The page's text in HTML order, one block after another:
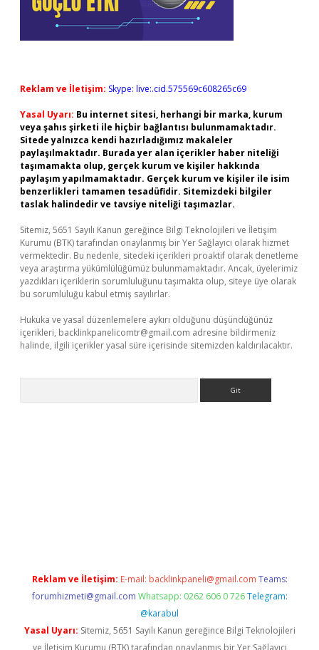
Reklam ve İletişim: Skype: live:.cid.575569c608265c69
Yasal Uyarı: Bu internet sitesi, herhangi bir marka, kurum
veya şahıs şirketi ile hiçbir bağlantısı bulunmamaktadır.
Sitede yalnızca kendi hazırladığımız makaleler
paylaşılmaktadır. Burada yer alan içerikler haber niteliği
taşımamakta olup, gerçek kurum ve kişiler hakkında
paylaşım yapılmamaktadır. Gerçek kurum ve kişiler ile isim
benzerlikleri tamamen tesadüfidir. Sitemizdeki bilgiler
taslak halindedir ve tavsiye niteliği taşımazlar.
Sitemiz, 5651 Sayılı Kanun gereğince Bilgi Teknolojileri ve İletişim
Kurumu (BTK) tarafından onaylanmış bir Yer Sağlayıcı olarak hizmet
vermektedir. Bu nedenle, sitedeki içerikleri proaktif olarak denetleme
veya araştırma yükümlülüğümüz bulunmamaktadır. Ancak, üyelerimiz
yazdıkları içeriklerin sorumluluğunu taşımakta olup, siteye üye olarak
bu sorumluluğu kabul etmiş sayılırlar.
Hukuka ve yasal düzenlemelere aykırı olduğunu düşündüğünüz
içerikleri, backlinkpanelicomtr@gmail.com adresine bildirmeniz
halinde, ilgili içerikler yasal süre içerisinde sitemizden kaldırılacaktır.
Reklam ve İletişim: E-mail: backlinkpaneli@gmail.com Teams:
forumhizmeti@gmail.com Whatsapp: 0262 606 0 726 Telegram:
@karabul
Yasal Uyarı: Sitemiz, 5651 Sayılı Kanun gereğince Bilgi Teknolojileri
ve İletişim Kurumu (BTK) tarafından onaylanmış bir Yer Sağlayıcı